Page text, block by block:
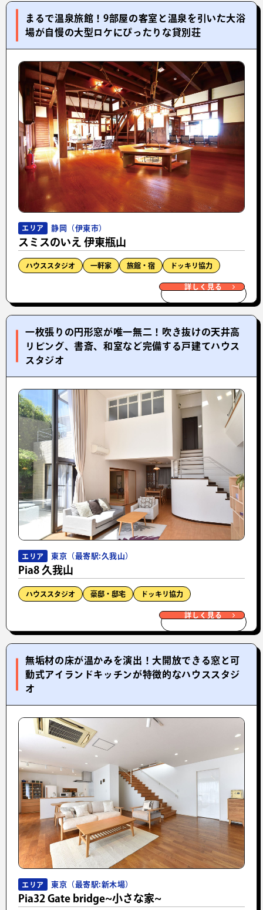
まるで温泉旅館！9部屋の客室と温泉を引いた大浴
場が自慢の大型ロケにぴったりな貸別荘
エリア 静岡（伊東市）
スミスのいえ 伊東瓶山
ハウススタジオ 一軒家 旅館・宿 ドッキリ協力
詳しく見る
一枚張りの円形窓が唯一無二！吹き抜けの天井高
リビング、書斎、和室など完備する戸建てハウス
スタジオ
エリア 東京（最寄駅:久我山）
Pia8 久我山
ハウススタジオ 豪邸・邸宅 ドッキリ協力
詳しく見る
無垢材の床が温かみを演出！大開放できる窓と可
動式アイランドキッチンが特徴的なハウススタジ
オ
エリア 東京（最寄駅:新木場）
Pia32 Gate bridge~小さな家~